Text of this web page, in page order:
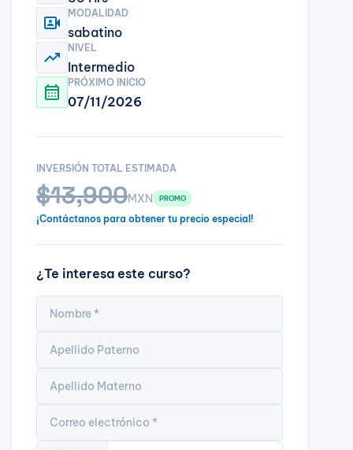
video_camera_front MODALIDAD
sabatino
trending_up NIVEL
Intermedio
calendar_month PRÓXIMO INICIO
07/11/2026
INVERSIÓN TOTAL ESTIMADA
$13,900MXN PROMO
¡Contáctanos para obtener tu precio especial!
¿Te interesa este curso?